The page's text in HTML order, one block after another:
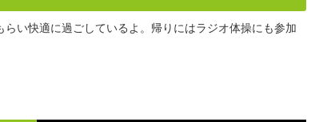
い快適に過ごしているよ。帰りにはラジオ体操にも参加